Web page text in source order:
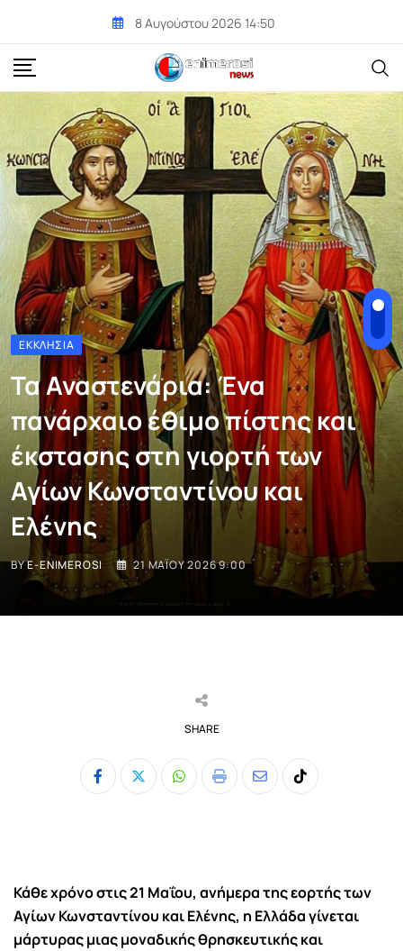
content
8 Αυγούστου 2026 14:50
ΕΚΚΛΗΣΊΑ
Τα Αναστενάρια: Ένα
πανάρχαιο έθιμο πίστης και
έκστασης στη γιορτή των
Αγίων Κωνσταντίνου και
Ελένης
BYE-ENIMEROSI 21 ΜΑΪ́ΟΥ 2026 9:00
SHARE
Whatsapp
Print
ShareTiktok
Κάθε χρόνο στις 21 Μαΐου, ανήμερα της εορτής των
Αγίων Κωνσταντίνου και Ελένης, η Ελλάδα γίνεται
μάρτυρας μιας μοναδικής θρησκευτικής και